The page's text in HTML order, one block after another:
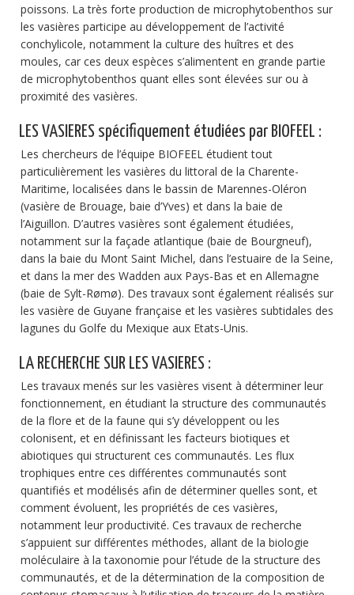
poissons. La très forte production de microphytobenthos sur
les vasières participe au développement de l’activité
conchylicole, notamment la culture des huîtres et des
moules, car ces deux espèces s’alimentent en grande partie
de microphytobenthos quant elles sont élevées sur ou à
proximité des vasières.
LES VASIERES spécifiquement étudiées par BIOFEEL :
Les chercheurs de l’équipe BIOFEEL étudient tout
particulièrement les vasières du littoral de la Charente-
Maritime, localisées dans le bassin de Marennes-Oléron
(vasière de Brouage, baie d’Yves) et dans la baie de
l’Aiguillon. D’autres vasières sont également étudiées,
notamment sur la façade atlantique (baie de Bourgneuf),
dans la baie du Mont Saint Michel, dans l’estuaire de la Seine,
et dans la mer des Wadden aux Pays-Bas et en Allemagne
(baie de Sylt-Rømø). Des travaux sont également réalisés sur
les vasière de Guyane française et les vasières subtidales des
lagunes du Golfe du Mexique aux Etats-Unis.
LA RECHERCHE SUR LES VASIERES :
Les travaux menés sur les vasières visent à déterminer leur
fonctionnement, en étudiant la structure des communautés
de la flore et de la faune qui s’y développent ou les
colonisent, et en définissant les facteurs biotiques et
abiotiques qui structurent ces communautés. Les flux
trophiques entre ces différentes communautés sont
quantifiés et modélisés afin de déterminer quelles sont, et
comment évoluent, les propriétés de ces vasières,
notamment leur productivité. Ces travaux de recherche
s’appuient sur différentes méthodes, allant de la biologie
moléculaire à la taxonomie pour l’étude de la structure des
communautés, et de la détermination de la composition de